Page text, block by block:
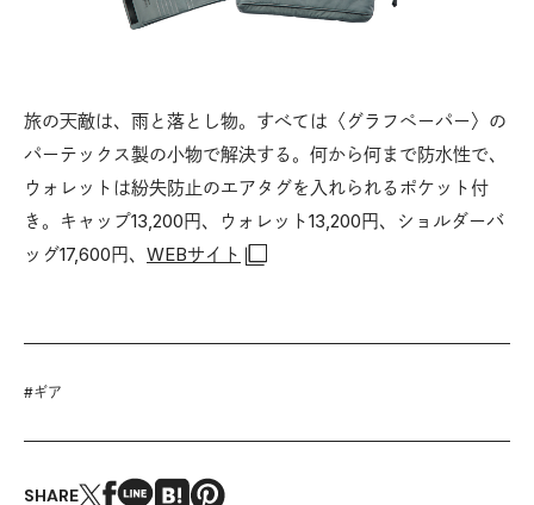
旅の天敵は、雨と落とし物。すべては〈グラフペーパー〉の
パーテックス製の小物で解決する。何から何まで防水性で、
ウォレットは紛失防止のエアタグを入れられるポケット付
き。キャップ13,200円、ウォレット13,200円、ショルダーバ
ッグ17,600円、 WEBサイト
#ギア
SHARE